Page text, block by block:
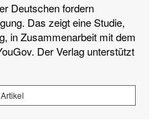
Deutschen fordern
Das zeigt eine Studie,
in Zusammenarbeit mit dem
Der Verlag unterstützt